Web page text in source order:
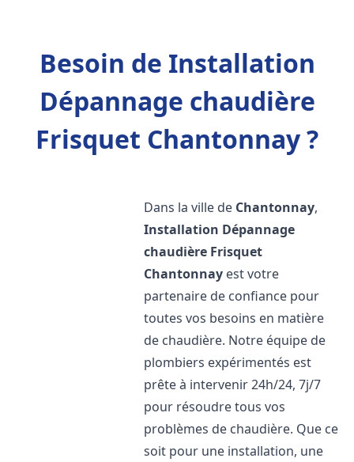
Besoin de Installation
Dépannage chaudière
Frisquet Chantonnay ?
Dans la ville de Chantonnay,
Installation Dépannage
chaudière Frisquet
Chantonnay est votre
partenaire de confiance pour
toutes vos besoins en matière
de chaudière. Notre équipe de
plombiers expérimentés est
prête à intervenir 24h/24, 7j/7
pour résoudre tous vos
problèmes de chaudière. Que ce
soit pour une installation, une